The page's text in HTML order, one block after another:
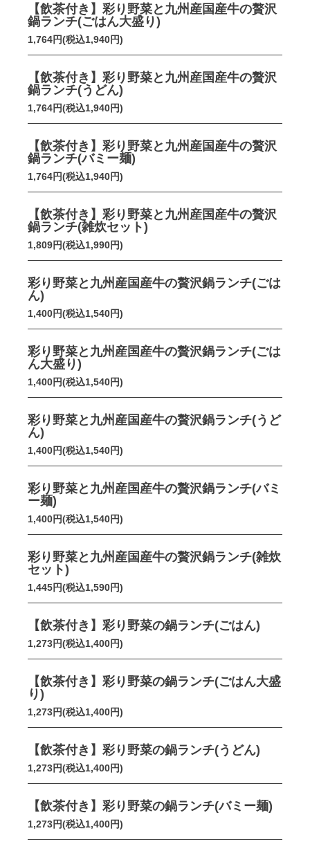
【飲茶付き】彩り野菜と九州産国産牛の贅沢
鍋ランチ(ごはん大盛り)
1,764円(税込1,940円)
【飲茶付き】彩り野菜と九州産国産牛の贅沢
鍋ランチ(うどん)
1,764円(税込1,940円)
【飲茶付き】彩り野菜と九州産国産牛の贅沢
鍋ランチ(バミー麺)
1,764円(税込1,940円)
【飲茶付き】彩り野菜と九州産国産牛の贅沢
鍋ランチ(雑炊セット)
1,809円(税込1,990円)
彩り野菜と九州産国産牛の贅沢鍋ランチ(ごは
ん)
1,400円(税込1,540円)
彩り野菜と九州産国産牛の贅沢鍋ランチ(ごは
ん大盛り)
1,400円(税込1,540円)
彩り野菜と九州産国産牛の贅沢鍋ランチ(うど
ん)
1,400円(税込1,540円)
彩り野菜と九州産国産牛の贅沢鍋ランチ(バミ
ー麺)
1,400円(税込1,540円)
彩り野菜と九州産国産牛の贅沢鍋ランチ(雑炊
セット)
1,445円(税込1,590円)
【飲茶付き】彩り野菜の鍋ランチ(ごはん)
1,273円(税込1,400円)
【飲茶付き】彩り野菜の鍋ランチ(ごはん大盛
り)
1,273円(税込1,400円)
【飲茶付き】彩り野菜の鍋ランチ(うどん)
1,273円(税込1,400円)
【飲茶付き】彩り野菜の鍋ランチ(バミー麺)
1,273円(税込1,400円)